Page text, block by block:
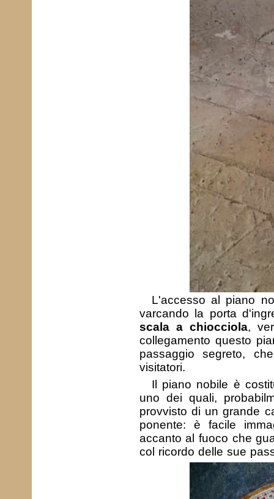
L'accesso al piano
varcando la porta
scala a chiocciola,
collegamento questo
passaggio segreto,
visitatori.
Il piano nobile è
uno dei quali,
provvisto di un grande
ponente: è facile
accanto al fuoco che
col ricordo delle sue